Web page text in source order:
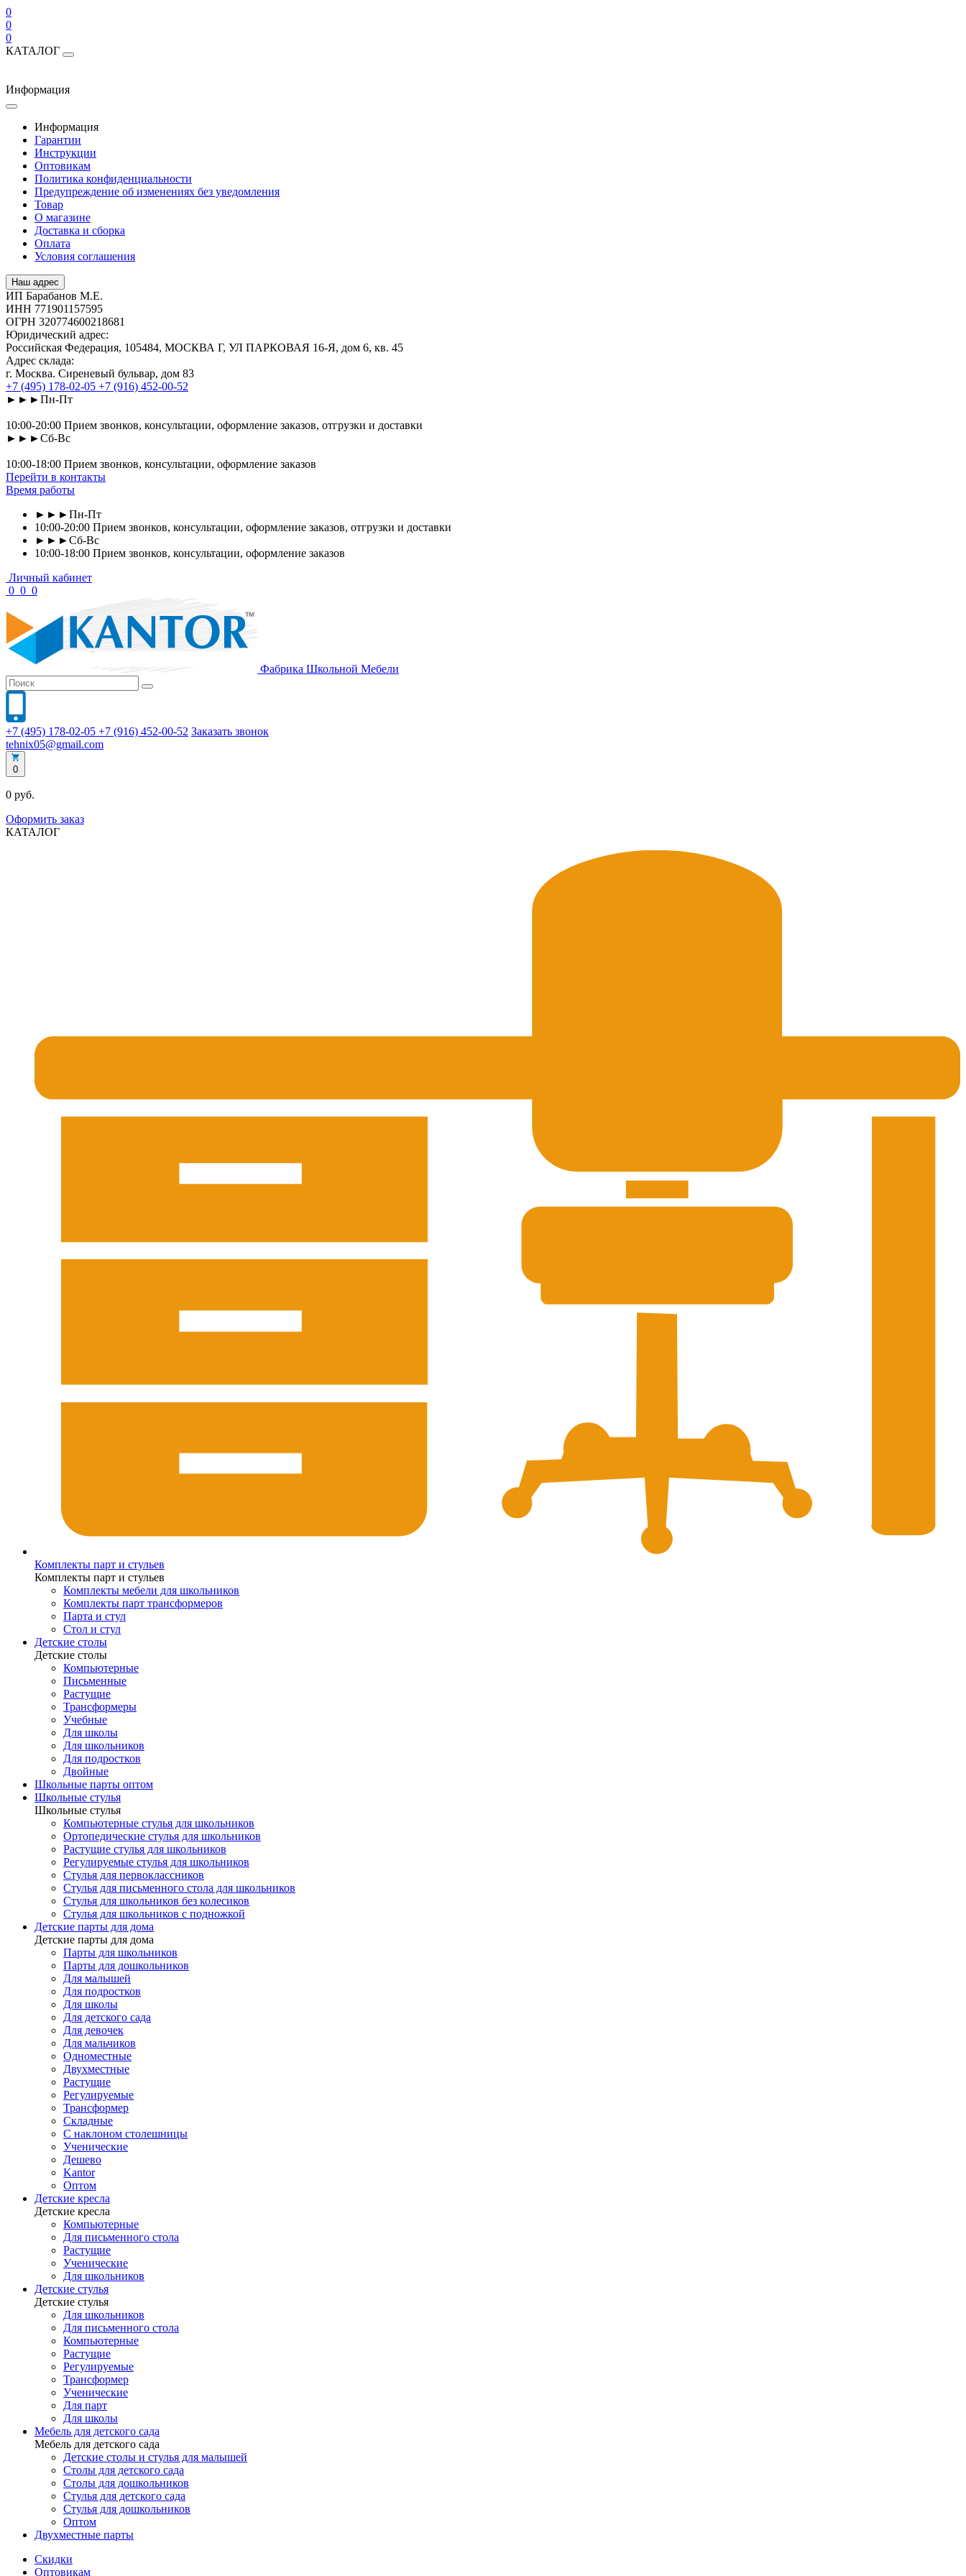
0
0
0
КАТАЛОГ
Информация
Информация
Гарантии
Инструкции
Оптовикам
Политика конфиденциальности
Предупреждение об изменениях без уведомления
Товар
О магазине
Доставка и сборка
Оплата
Условия соглашения
Наш адрес
ИП Барабанов М.Е.
ИНН 771901157595
ОГРН 320774600218681
Юридический адрес:
Российская Федерация, 105484, МОСКВА Г, УЛ ПАРКОВАЯ 16-Я, дом 6, кв. 45
Адрес склада:
г. Москва. Сиреневый бульвар, дом 83
+7 (495) 178-02-05 +7 (916) 452-00-52
►►►Пн-Пт
10:00-20:00 Прием звонков, консультации, оформление заказов, отгрузки и доставки
►►►Сб-Вс
10:00-18:00 Прием звонков, консультации, оформление заказов
Перейти в контакты
Время работы
►►►Пн-Пт
10:00-20:00 Прием звонков, консультации, оформление заказов, отгрузки и доставки
►►►Сб-Вс
10:00-18:00 Прием звонков, консультации, оформление заказов
Личный кабинет
0 0 0
Фабрика Школьной Мебели
+7 (495) 178-02-05 +7 (916) 452-00-52 Заказать звонок
tehnix05@gmail.com
0
0 руб.
Оформить заказ
КАТАЛОГ
Комплекты парт и стульев
Комплекты парт и стульев
Комплекты мебели для школьников
Комплекты парт трансформеров
Парта и стул
Стол и стул
Детские столы
Детские столы
Компьютерные
Письменные
Растущие
Трансформеры
Учебные
Для школы
Для школьников
Для подростков
Двойные
Школьные парты оптом
Школьные стулья
Школьные стулья
Компьютерные стулья для школьников
Ортопедические стулья для школьников
Растущие стулья для школьников
Регулируемые стулья для школьников
Стулья для первоклассников
Стулья для письменного стола для школьников
Стулья для школьников без колесиков
Стулья для школьников с подножкой
Детские парты для дома
Детские парты для дома
Парты для школьников
Парты для дошкольников
Для малышей
Для подростков
Для школы
Для детского сада
Для девочек
Для мальчиков
Одноместные
Двухместные
Растущие
Регулируемые
Трансформер
Складные
С наклоном столешницы
Ученические
Дешево
Kantor
Оптом
Детские кресла
Детские кресла
Компьютерные
Для письменного стола
Растущие
Ученические
Для школьников
Детские стулья
Детские стулья
Для школьников
Для письменного стола
Компьютерные
Растущие
Регулируемые
Трансформер
Ученические
Для парт
Для школы
Мебель для детского сада
Мебель для детского сада
Детские столы и стулья для малышей
Столы для детского сада
Столы для дошкольников
Стулья для детского сада
Стулья для дошкольников
Оптом
Двухместные парты
Скидки
Оптовикам